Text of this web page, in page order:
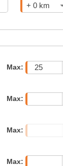
+ 0 km
Max:
Max:
Max:
Max: